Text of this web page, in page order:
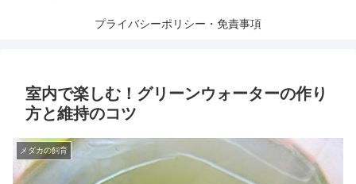
プライバシーポリシー・免責事項
室内で楽しむ！グリーンウォーターの作り
方と維持のコツ
メダカの飼育